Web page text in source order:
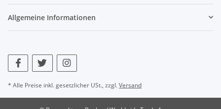
Allgemeine Informationen
* Alle Preise inkl. gesetzlicher USt., zzgl.Versand